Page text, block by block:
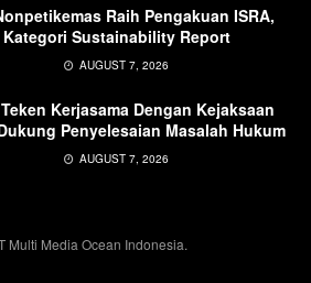
Raih Pengakuan ISRA,
Kategori Sustainability Report
AUGUST 7, 2026
Kerjasama Dengan Kejaksaan
Penyelesaian Masalah Hukum
AUGUST 7, 2026
Multi Media Ocean Indonesia.